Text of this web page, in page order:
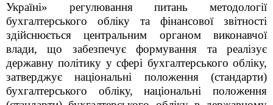
Україні» регулювання питань методології
бухгалтерського обліку та фінансової звітності
здійснюється центральним органом виконавчої
влади, що забезпечує формування та реалізує
державну політику у сфері бухгалтерського обліку,
затверджує національні положення (стандарти)
бухгалтерського обліку, національні положення